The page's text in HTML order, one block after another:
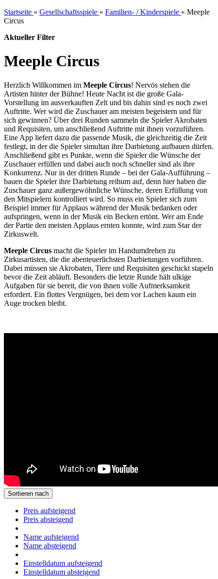
Startseite » Gesellschaftsspiele » Familien- / Kinderspiele » Meeple
Circus
Aktueller Filter
Meeple Circus
Herzlich Willkommen im Meeple Circus! Nervös stehen die
Artisten hinter der Bühne! Heute Nacht ist die große Gala-
Vorstellung im ausverkauften Zelt und bis dahin sind es noch zwei
Auftritte. Wer wird die Zuschauer am meisten begeistern und für
sich gewinnen? Über drei Runden sammeln die Spieler Akrobaten
und Requisiten, um anschließend Auftritte mit ihnen vorzuführen.
Eine App liefert dazu die passende Musik, die gleichzeitig die Zeit
festlegt, in der die Spieler simultan ihre Darbietung aufbauen dürfen.
Anschließend gibt es Punkte, wenn die Spieler die Wünsche der
Zuschauer erfüllen und dabei auch noch schneller sind als ihre
Konkurrenz. Nur in der dritten Runde – bei der Gala-Aufführung –
bauen die Spieler ihre Darbietung reihum auf, denn hier haben die
Zuschauer ganz außergewöhnliche Wünsche, deren Erfüllung von
den Mitspielern kontrolliert wird. So muss ein Spieler sich zum
Beispiel immer für Applaus während der Musik bedanken oder
aufspringen, wenn in der Musik ein Becken ertönt. Wer am Ende
der Partie den meisten Applaus ernten konnte, wird zum Star der
Zirkuswelt.
Meeple Circus macht die Spieler im Handumdrehen zu
Zirkusartisten, die die abenteuerlichsten Darbietungen vorführen.
Dabei müssen sie Akrobaten, Tiere und Requisiten geschickt stapeln
bevor die Zeit abläuft. Besonders die letzte Runde hält ulkige
Aufgaben für sie bereit, die von ihnen volle Aufmerksamkeit
erfordert. Ein flottes Vergnügen, bei dem vor Lachen kaum ein
Auge trocken bleibt.
Sortieren nach
Preis aufsteigend
Preis absteigend
Name aufsteigend
Name absteigend
Einstelldatum aufsteigend
Einstelldatum absteigend